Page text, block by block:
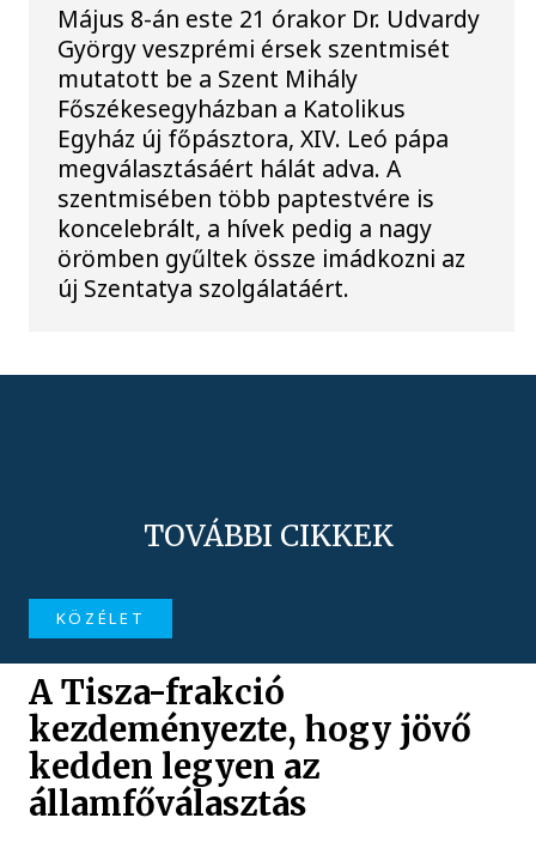
Május 8-án este 21 órakor Dr. Udvardy
György veszprémi érsek szentmisét
mutatott be a Szent Mihály
Főszékesegyházban a Katolikus
Egyház új főpásztora, XIV. Leó pápa
megválasztásáért hálát adva. A
szentmisében több paptestvére is
koncelebrált, a hívek pedig a nagy
örömben gyűltek össze imádkozni az
új Szentatya szolgálatáért.
TOVÁBBI CIKKEK
KÖZÉLET
A Tisza-frakció
kezdeményezte, hogy jövő
kedden legyen az
államfőválasztás